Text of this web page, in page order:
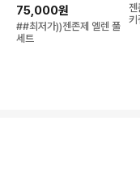
75,000원
##최저가))젠존제 엘렌 풀
세트